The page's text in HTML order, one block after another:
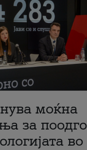
моќна
за
во